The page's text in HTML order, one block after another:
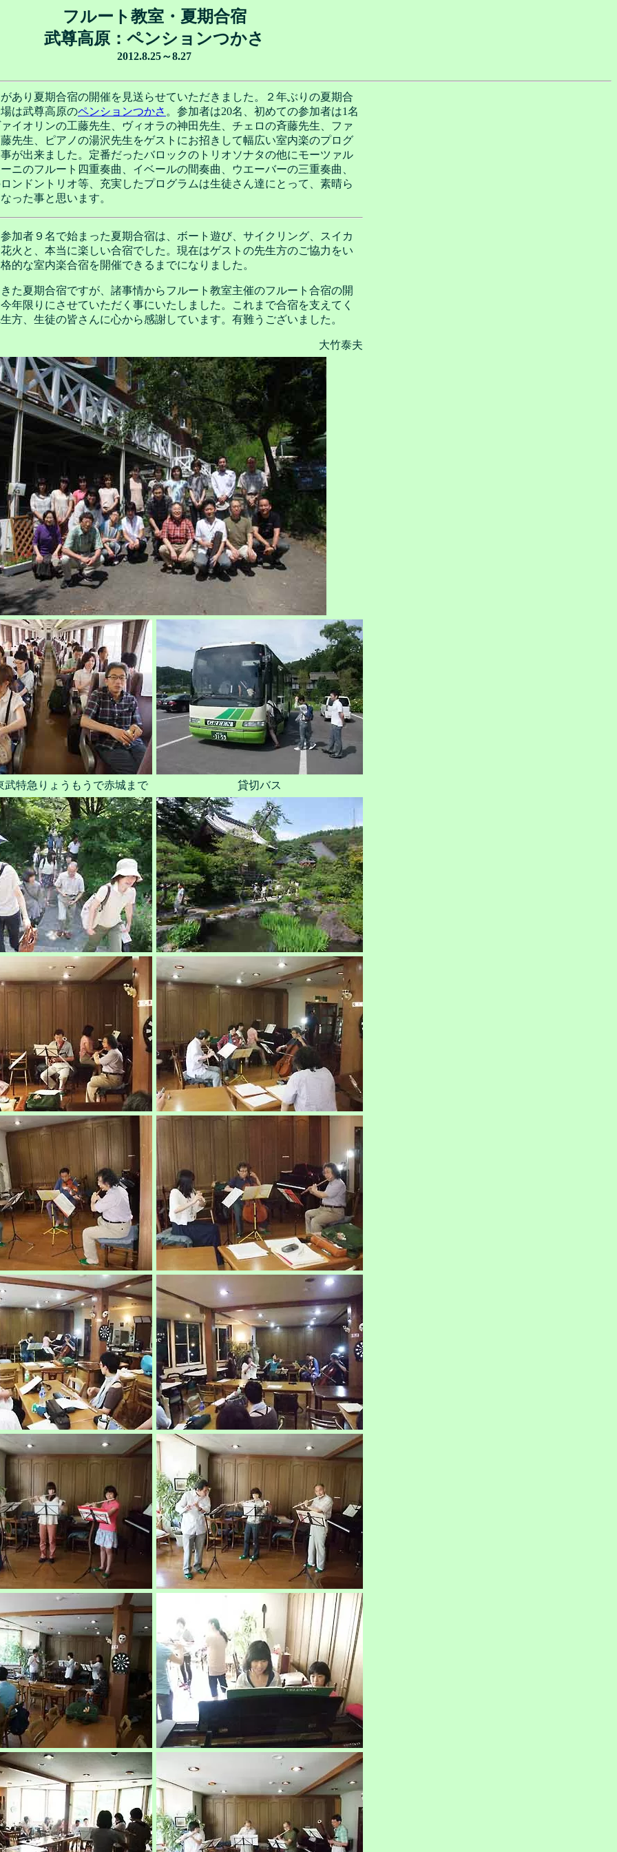
フルート教室・夏期合宿
武尊高原：ペンションつかさ
2012.8.25～8.27
あり夏期合宿の開催を見送らせていただきました。２年ぶりの夏期合
は武尊高原のペンションつかさ 。参加者は20名、初めての参加者は1名
イオリンの工藤先生、ヴィオラの神田先生、チェロの斉藤先生、ファ
先生、ピアノの湯沢先生をゲストにお招きして幅広い室内楽のプログ
が出来ました。定番だったバロックのトリオソナタの他にモーツァル
ニのフルート四重奏曲、イベールの間奏曲、ウエーバーの三重奏曲、
ンドントリオ等、充実したプログラムは生徒さん達にとって、素晴ら
った事と思います。
加者９名で始まった夏期合宿は、ボート遊び、サイクリング、スイカ
火と、本当に楽しい合宿でした。現在はゲストの先生方のご協力をい
的な室内楽合宿を開催できるまでになりました。
た夏期合宿ですが、諸事情からフルート教室主催のフルート合宿の開
年限りにさせていただく事にいたしました。これまで合宿を支えてく
方、生徒の皆さんに心から感謝しています。有難うございました。
大竹泰夫
武特急りょうもうで赤城まで 貸切バス